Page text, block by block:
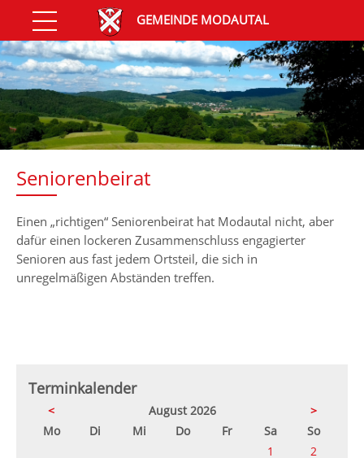
GEMEINDE MODAUTAL
Seniorenbeirat
Einen „richtigen“ Seniorenbeirat hat Modautal nicht, aber
dafür einen lockeren Zusammenschluss engagierter
Senioren aus fast jedem Ortsteil, die sich in
unregelmäßigen Abständen treffen.
Terminkalender
< August 2026
>
Montag Di enstagMittwochDonnerstag
Freitag SamstagSonntag
1
2